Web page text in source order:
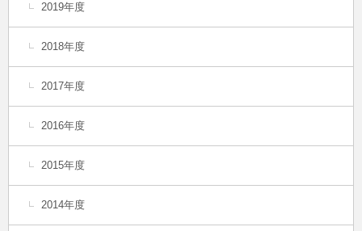
2019年度
2018年度
2017年度
2016年度
2015年度
2014年度